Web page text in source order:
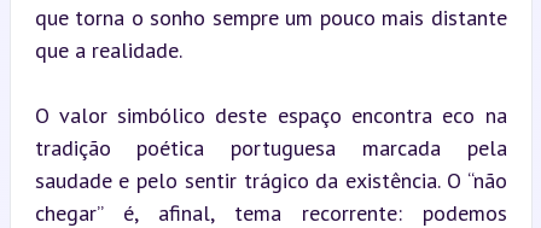
que torna o sonho sempre um pouco mais distante
que a realidade.
O valor simbólico deste espaço encontra eco na
tradição poética portuguesa marcada pela
saudade e pelo sentir trágico da existência. O “não
chegar” é, afinal, tema recorrente: podemos